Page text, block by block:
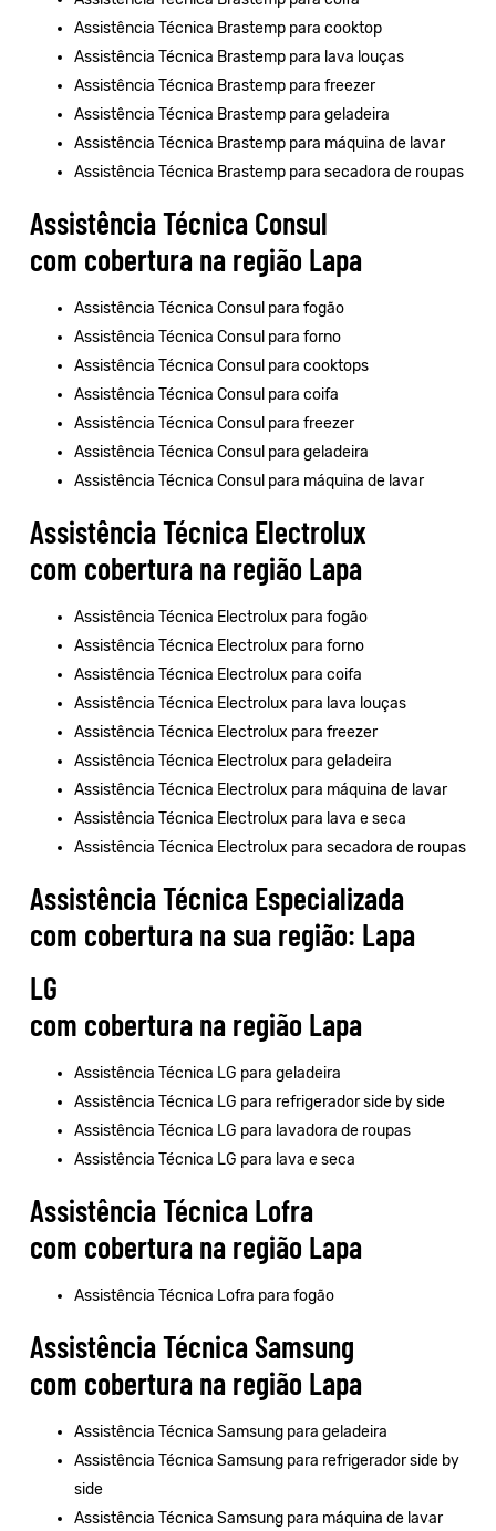
Assistência Técnica Brastemp para cooktop
Assistência Técnica Brastemp para lava louças
Assistência Técnica Brastemp para freezer
Assistência Técnica Brastemp para geladeira
Assistência Técnica Brastemp para máquina de lavar
Assistência Técnica Brastemp para secadora de roupas
Assistência Técnica Consul
com cobertura na região Lapa
Assistência Técnica Consul para fogão
Assistência Técnica Consul para forno
Assistência Técnica Consul para cooktops
Assistência Técnica Consul para coifa
Assistência Técnica Consul para freezer
Assistência Técnica Consul para geladeira
Assistência Técnica Consul para máquina de lavar
Assistência Técnica Electrolux
com cobertura na região Lapa
Assistência Técnica Electrolux para fogão
Assistência Técnica Electrolux para forno
Assistência Técnica Electrolux para coifa
Assistência Técnica Electrolux para lava louças
Assistência Técnica Electrolux para freezer
Assistência Técnica Electrolux para geladeira
Assistência Técnica Electrolux para máquina de lavar
Assistência Técnica Electrolux para lava e seca
Assistência Técnica Electrolux para secadora de roupas
Assistência Técnica Especializada
com cobertura na sua região: Lapa
LG
com cobertura na região Lapa
Assistência Técnica LG para geladeira
Assistência Técnica LG para refrigerador side by side
Assistência Técnica LG para lavadora de roupas
Assistência Técnica LG para lava e seca
Assistência Técnica Lofra
com cobertura na região Lapa
Assistência Técnica Lofra para fogão
Assistência Técnica Samsung
com cobertura na região Lapa
Assistência Técnica Samsung para geladeira
Assistência Técnica Samsung para refrigerador side by
side
Assistência Técnica Samsung para máquina de lavar